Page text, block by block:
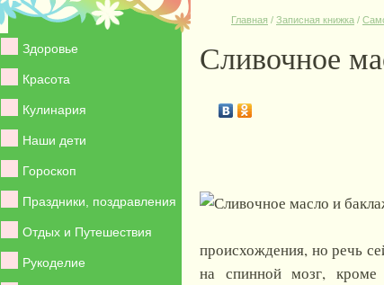
Здоровье
Красота
Кулинария
Наши дети
Гороскоп
Праздники, поздравления
Отдых и Путешествия
Рукоделие
Главная / Записная книжка /
Сливочное
происхождения, но речь
на спинной мозг, кроме